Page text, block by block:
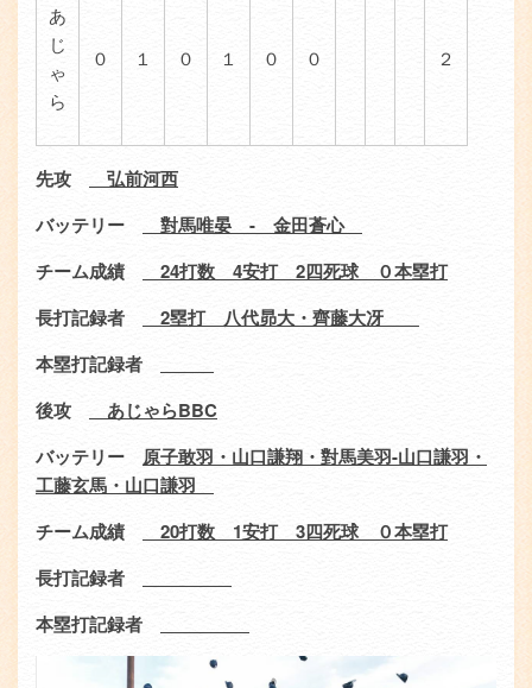
あ
じ
ゃ
ら
０ １ ０ １ ０ ０ ２
先攻
弘前河西
バッテリー
對馬唯晏 - 金田蒼心
チーム成績
24打数 4安打 2四死球 ０本塁打
長打記録者
2塁打 八代昴大・齊藤大冴
本塁打記録者
後攻
あじゃらBBC
バッテリー 原子敢羽・山口謙翔・對馬美羽-山口謙羽・
工藤玄馬・山口謙羽
チーム成績
20打数 1安打 3四死球 ０本塁打
長打記録者
本塁打記録者